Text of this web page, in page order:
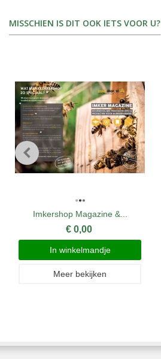
MISSCHIEN IS DIT OOK IETS VOOR U?
Imkershop Magazine &...
€ 0,00
In winkelmandje
Meer bekijken